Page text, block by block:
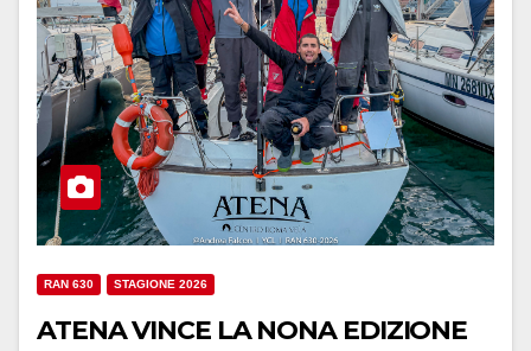
RAN 630 STAGIONE 2026
ATENA VINCE LA NONA EDIZIONE